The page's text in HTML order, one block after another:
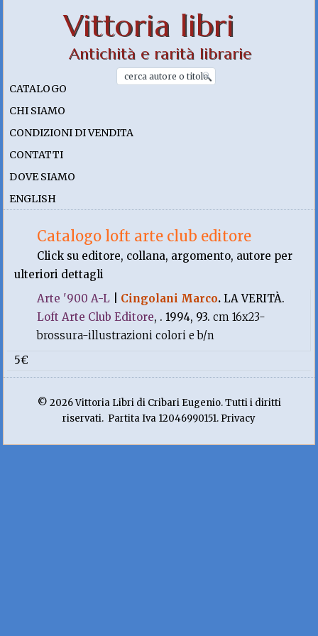
Vittoria libri
Antichità e rarità librarie
CATALOGO
CHI SIAMO
CONDIZIONI DI VENDITA
CONTATTI
DOVE SIAMO
ENGLISH
Catalogo loft arte club editore
Click su editore, collana, argomento, autore per
ulteriori dettagli
Arte '900 A-L
Cingolani Marco.LA VERITÀ.
Loft Arte Club Editore, . 1994, 93.cm 16x23-
brossura-illustrazioni colori e b/n
5€
© 2026 Vittoria Libri di Cribari Eugenio. Tutti i diritti
riservati. Partita Iva 12046990151. Privacy